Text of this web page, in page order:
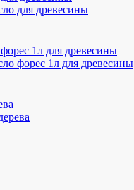
для древесины
форес 1л для древесины